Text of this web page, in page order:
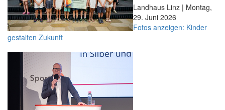
Landhaus Linz | Montag,
29. Juni 2026
Fotos anzeigen: Kinder
gestalten Zukunft